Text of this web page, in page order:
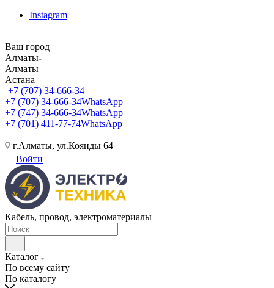
Instagram
Ваш город
Алматы
Алматы
Астана
+7 (707) 34-666-34
+7 (707) 34-666-34WhatsApp
+7 (747) 34-666-34WhatsApp
+7 (701) 411-77-74WhatsApp
г.Алматы, ул.Коянды 64
Войти
Кабель, провод, электроматериалы
Каталог
По всему сайту
По каталогу